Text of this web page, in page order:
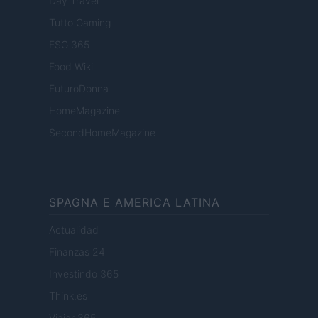
Tutto Gaming
ESG 365
Food Wiki
FuturoDonna
HomeMagazine
SecondHomeMagazine
SPAGNA E AMERICA LATINA
Actualidad
Finanzas 24
Investindo 365
Think.es